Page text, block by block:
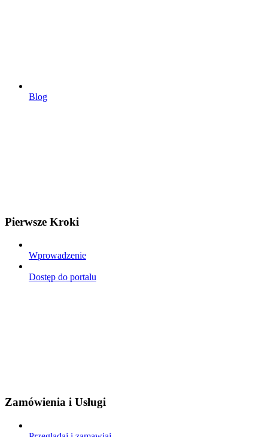
Blog
Pierwsze Kroki
Wprowadzenie
Dostęp do portalu
Zamówienia i Usługi